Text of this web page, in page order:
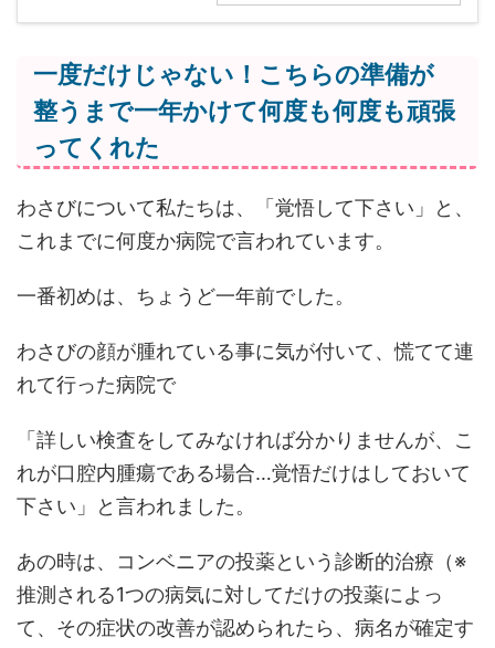
一度だけじゃない！こちらの準備が
整うまで一年かけて何度も何度も頑張
ってくれた
わさびについて私たちは、「覚悟して下さい」と、
これまでに何度か病院で言われています。
一番初めは、ちょうど一年前でした。
わさびの顔が腫れている事に気が付いて、慌てて連
れて行った病院で
「詳しい検査をしてみなければ分かりませんが、こ
れが口腔内腫瘍である場合…覚悟だけはしておいて
下さい」と言われました。
あの時は、コンベニアの投薬という診断的治療（※
推測される1つの病気に対してだけの投薬によっ
て、その症状の改善が認められたら、病名が確定す